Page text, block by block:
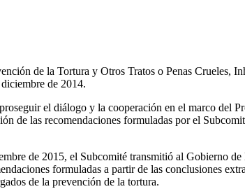
de la Tortura y Otros Tratos o Penas Crueles,
de 2014.
el diálogo y la cooperación en el marco del
de las recomendaciones formuladas por el
de 2015, el Subcomité transmitió al Gobierno
formuladas a partir de las conclusiones
de la prevención de la tortura.